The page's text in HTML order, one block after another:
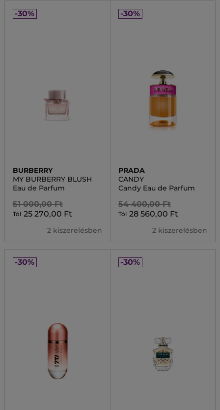
-30%
BURBERRY
MY BURBERRY BLUSH
Eau de Parfum
51 000,00 Ft
Tól 25 270,00 Ft
2 kiszerelésben
-30%
PRADA
CANDY
Candy Eau de Parfum
54 400,00 Ft
Tól 28 560,00 Ft
2 kiszerelésben
-30% -30%